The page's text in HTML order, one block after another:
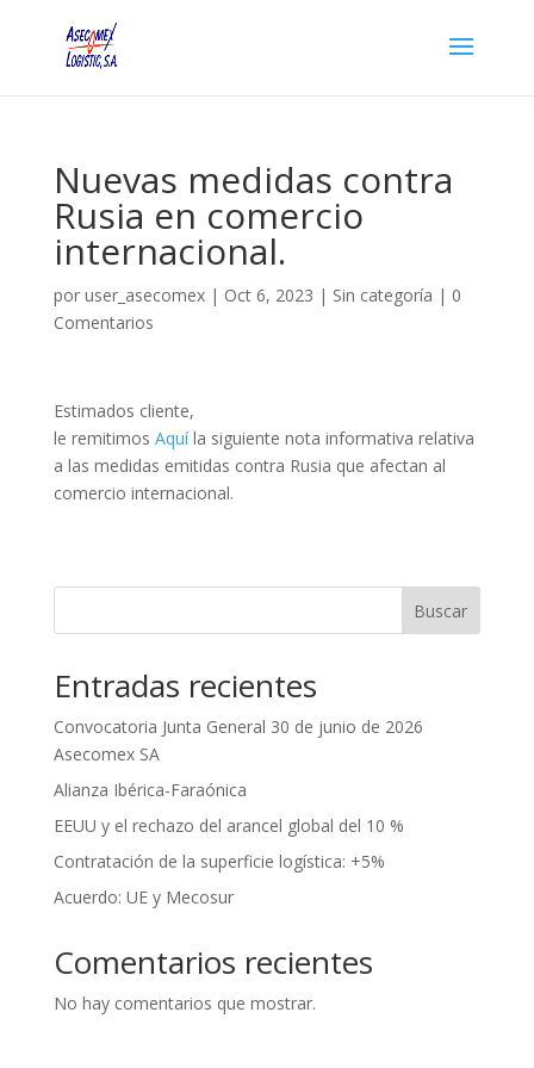
Nuevas medidas contra
Rusia en comercio
internacional.
por user_asecomex| Oct 6, 2023 | Sin categoría | 0
Comentarios
Estimados cliente,
le remitimos Aquíla siguiente nota informativa relativa
a las medidas emitidas contra Rusia que afectan al
comercio internacional.
Buscar
Entradas recientes
Convocatoria Junta General 30 de junio de 2026
Asecomex SA
Alianza Ibérica-Faraónica
EEUU y el rechazo del arancel global del 10 %
Contratación de la superficie logística: +5%
Acuerdo: UE y Mecosur
Comentarios recientes
No hay comentarios que mostrar.